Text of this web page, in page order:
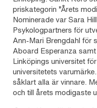
priskategorin ”Årets
Nominerade var Sara
Psykologpartners för
Ann-Mari Brengdahl för
Aboard Esperanza
Linköpings universitet
universitetets
såklart alla är vinnare.
och till årets modigaste